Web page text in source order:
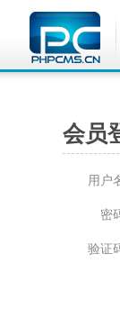
会员
用户
密
验证